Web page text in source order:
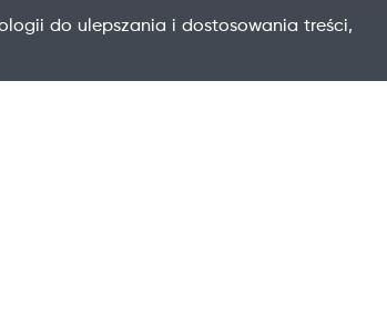
do ulepszania i dostosowania treści,